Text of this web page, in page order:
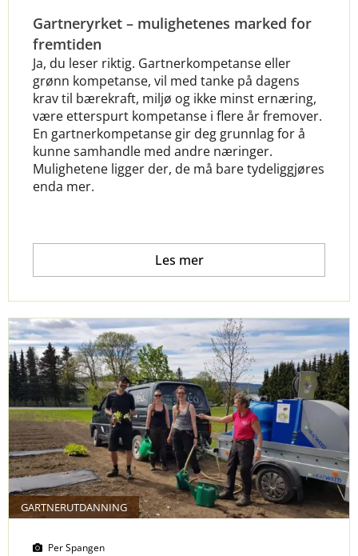
Gartneryrket – mulighetenes marked for
fremtiden
Ja, du leser riktig. Gartnerkompetanse eller
grønn kompetanse, vil med tanke på dagens
krav til bærekraft, miljø og ikke minst ernæring,
være etterspurt kompetanse i flere år fremover.
En gartnerkompetanse gir deg grunnlag for å
kunne samhandle med andre næringer.
Mulighetene ligger der, de må bare tydeliggjøres
enda mer.
Les mer
GARTNERUTDANNING
Per Spangen